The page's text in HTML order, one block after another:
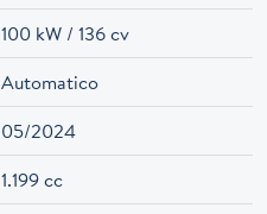
100 kW / 136 cv
Automatico
05/2024
1.199 cc